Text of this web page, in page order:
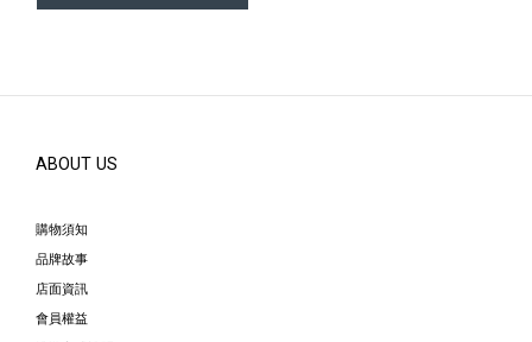
ABOUT US
購物須知
品牌故事
店面資訊
會員權益